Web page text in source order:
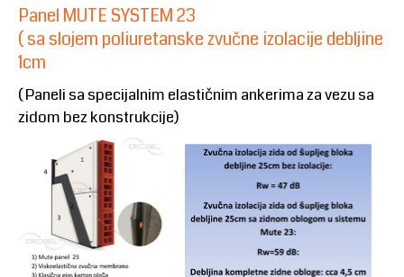
Panel MUTE SYSTEM 23
( sa slojem poliuretanske zvučne izolacije debljine
1cm
( Paneli sa specijalnim elastičnim ankerima za vezu sa
zidom bez konstrukcije)